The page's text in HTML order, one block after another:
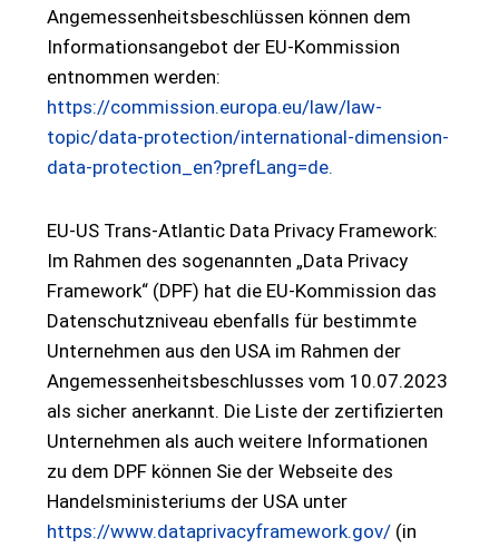
Angemessenheitsbeschlüssen können dem
Informationsangebot der EU-Kommission
entnommen werden:
https://commission.europa.eu/law/law-
topic/data-protection/international-dimension-
data-protection_en?prefLang=de.
EU-US Trans-Atlantic Data Privacy Framework:
Im Rahmen des sogenannten „Data Privacy
Framework“ (DPF) hat die EU-Kommission das
Datenschutzniveau ebenfalls für bestimmte
Unternehmen aus den USA im Rahmen der
Angemessenheitsbeschlusses vom 10.07.2023
als sicher anerkannt. Die Liste der zertifizierten
Unternehmen als auch weitere Informationen
zu dem DPF können Sie der Webseite des
Handelsministeriums der USA unter
https://www.dataprivacyframework.gov/ (in